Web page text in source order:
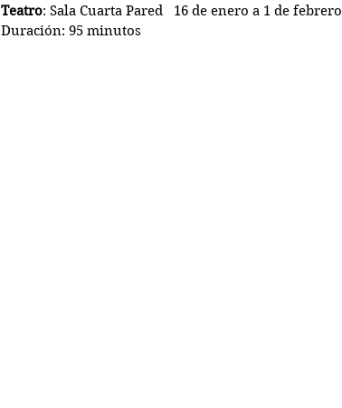
Teatro: Sala Cuarta Pared   16 de enero a 1 de febrero
Duración: 95 minutos